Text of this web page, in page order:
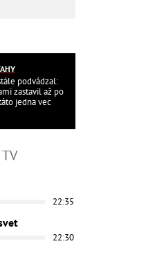
podvádzal:
zastavil až po
jedna vec
22:35
22:30